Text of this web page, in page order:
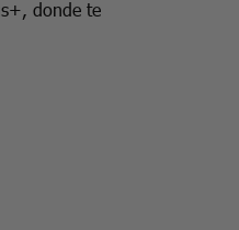
donde te